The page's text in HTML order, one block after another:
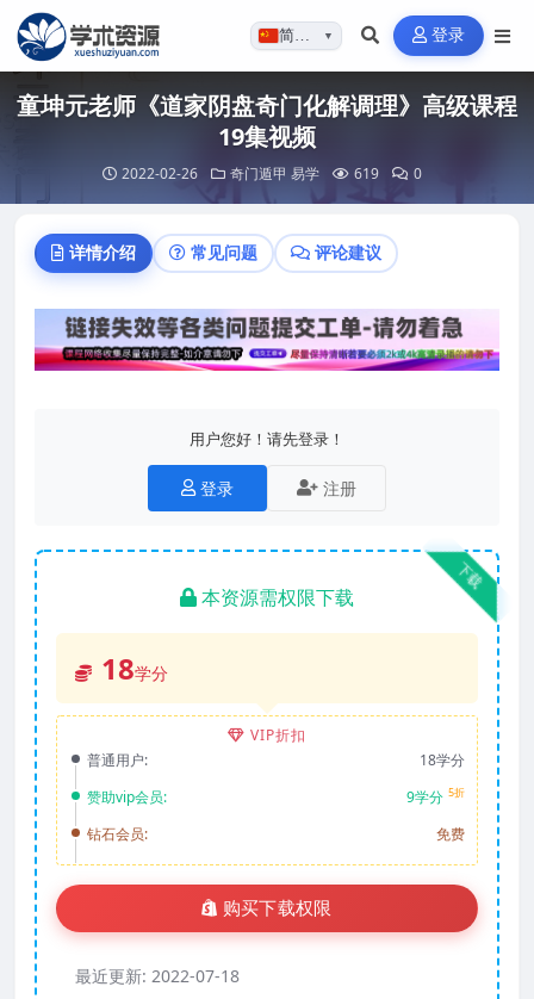
简体…▼ 登录
童坤元老师《道家阴盘奇门化解调理》高级课程
19集视频
2022-02-26 奇门遁甲 易学 619 0
详情介绍 常见问题 评论建议
用户您好！请先登录！
登录 注册
下载
本资源需权限下载
18学分
VIP折扣
普通用户:
18学分
赞助vip会员:
9学分 5折
钻石会员: 免费
购买下载权限
最近更新: 2022-07-18